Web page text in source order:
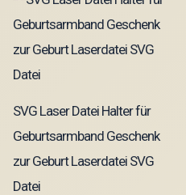
SVG Laser Datei Halter für
Geburtsarmband Geschenk
zur Geburt Laserdatei SVG
Datei